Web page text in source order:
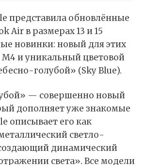
представила обновлённые
Air в размерах 13 и 15
новинки: новый для этих
M4и уникальный цветовой
голубой» (Sky Blue).
— совершенно новый
дополняет уже знакомые
описывает его как
светло-
динамический
света». Все модели